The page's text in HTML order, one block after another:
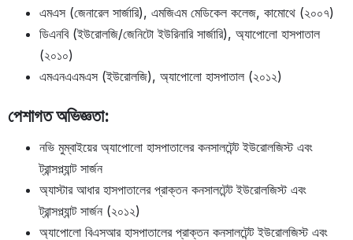
এমএস (জেনারেল সার্জারি), এমজিএম মেডিকেল কলেজ, কামোথে (২০০৭)
ডিএনবি (ইউরোলজি/জেনিটো ইউরিনারি সার্জারি), অ্যাপোলো হাসপাতাল
(২০১০)
এমএনএএমএস (ইউরোলজি), অ্যাপোলো হাসপাতাল (২০১২)
পেশাগত অভিজ্ঞতা:
নভি মুম্বাইয়ের অ্যাপোলো হাসপাতালের কনসালটেন্ট ইউরোলজিস্ট এবং
ট্রান্সপ্ল্যান্ট সার্জন
অ্যাস্টার আধার হাসপাতালের প্রাক্তন কনসালটেন্ট ইউরোলজিস্ট এবং
ট্রান্সপ্ল্যান্ট সার্জন (২০১২)
অ্যাপোলো বিএসআর হাসপাতালের প্রাক্তন কনসালটেন্ট ইউরোলজিস্ট এবং